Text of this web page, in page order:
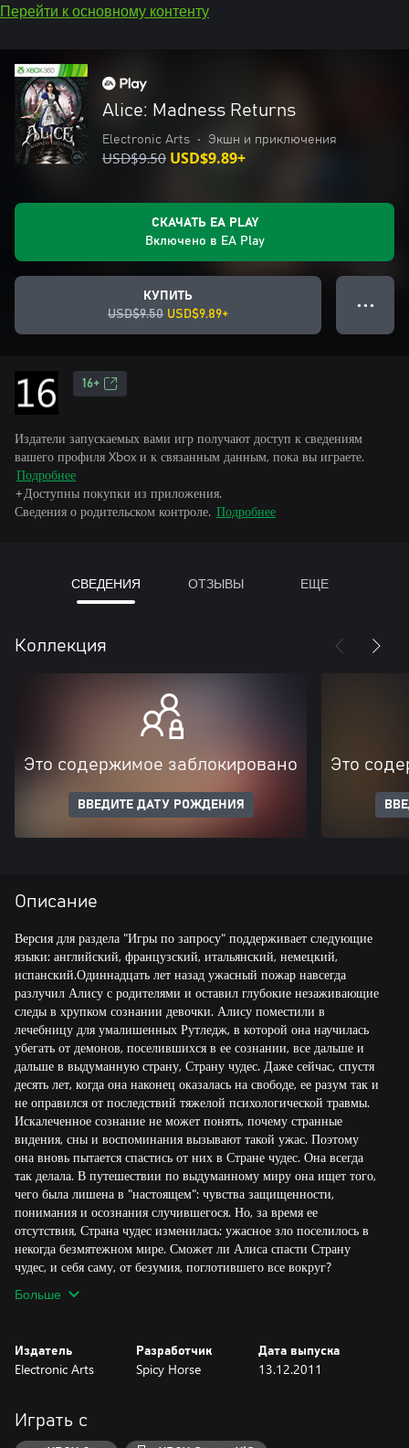
Перейти к основному контенту
Alice: Madness Returns
Electronic Arts • Экшн и приключения
USD$9.50 USD$9.89+
СКАЧАТЬ EA PLAY
Включено в EA Play
КУПИТЬ
USD$9.50 USD$9.89+
● ● ●
16+
Издатели запускаемых вами игр получают доступ к сведениям
вашего профиля Xbox и к связанным данным, пока вы играете.
Подробнее
+Доступны покупки из приложения.
Сведения о родительском контроле. Подробнее
СВЕДЕНИЯ ОТЗЫВЫ ЕЩЕ
Коллекция
Это содержимое заблокировано
ВВЕДИТЕ ДАТУ РОЖДЕНИЯ
Это
Описание
Версия для раздела "Игры по запросу" поддерживает следующие
языки: английский, французский, итальянский, немецкий,
испанский.Одиннадцать лет назад ужасный пожар навсегда
разлучил Алису с родителями и оставил глубокие незаживающие
следы в хрупком сознании девочки. Алису поместили в
лечебницу для умалишенных Рутледж, в которой она научилась
убегать от демонов, поселившихся в ее сознании, все дальше и
дальше в выдуманную страну, Страну чудес. Даже сейчас, спустя
десять лет, когда она наконец оказалась на свободе, ее разум так и
не оправился от последствий тяжелой психологической травмы.
Искалеченное сознание не может понять, почему странные
видения, сны и воспоминания вызывают такой ужас. Поэтому
она вновь пытается спастись от них в Стране чудес. Она всегда
так делала. В путешествии по выдуманному миру она ищет того,
чего была лишена в "настоящем": чувства защищенности,
понимания и осознания случившегося. Но, за время ее
отсутствия, Страна чудес изменилась: ужасное зло поселилось в
некогда безмятежном мире. Сможет ли Алиса спасти Страну
чудес, и себя саму, от безумия, поглотившего все вокруг?
Больше
Издатель
Electronic Arts
Разработчик
Spicy Horse
Дата выпуска
13.12.2011
Играть с